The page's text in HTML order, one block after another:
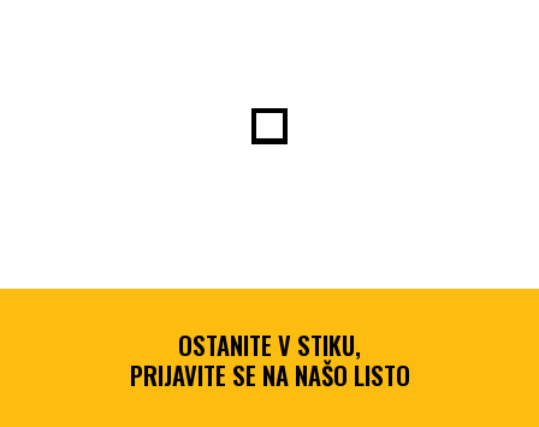
OSTANITE V STIKU,
PRIJAVITE SE NA NAŠO LISTO